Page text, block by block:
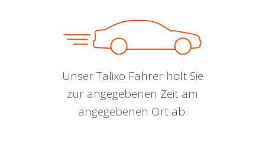
Unser Talixo Fahrer holt Sie
zur angegebenen Zeit am
angegebenen Ort ab.